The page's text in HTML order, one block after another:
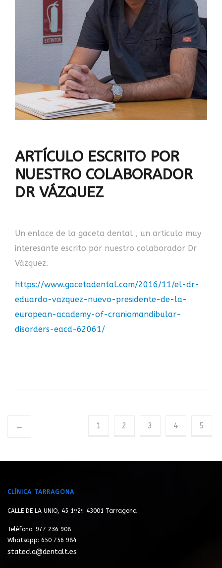
ARTÍCULO ESCRITO POR
NUESTRO COLABORADOR
DR VÁZQUEZ
Un enlace de la gaceta dental , un articulo muy
interesante escrito por nuestro colaborador Dr
Vázquez.
https://www.gacetadental.com/2016/11/el-dr-
eduardo-vazquez-nuevo-presidente-de-la-
european-academy-of-craniomandibular-
disorders-eacd-62061/
← 1 2 3 4 5
CLÍNICA TARRAGONA
CALLE DE LA UNIO, 45 1º2ª 43001 Tarragona
Teléfono: 977 236 908
Whatsapp: 650 756 984
statecla@dentalt.es